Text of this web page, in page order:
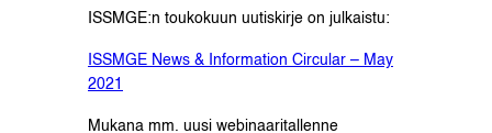
ISSMGE:n toukokuun uutiskirje on julkaistu:
ISSMGE News & Information Circular – May
2021
Mukana mm. uusi webinaaritallenne